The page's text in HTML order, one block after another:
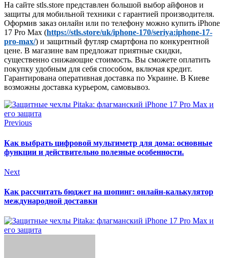
На сайте stls.store представлен большой выбор айфонов и
защиты для мобильной техники с гарантией производителя.
Оформив заказ онлайн или по телефону можно купить iPhone
17 Pro Max (https://stls.store/uk/iphone-170/seriya:iphone-17-
pro-max/) и защитный футляр смартфона по конкурентной
цене. В магазине вам предложат приятные скидки,
существенно снижающие стоимость. Вы сможете оплатить
покупку удобным для себя способом, включая кредит.
Гарантирована оперативная доставка по Украине. В Киеве
возможны доставка курьером, самовывоз.
Previous
Как выбрать цифровой мультиметр для дома: основные
функции и действительно полезные особенности.
Next
Как рассчитать бюджет на шопинг: онлайн-калькулятор
международной доставки